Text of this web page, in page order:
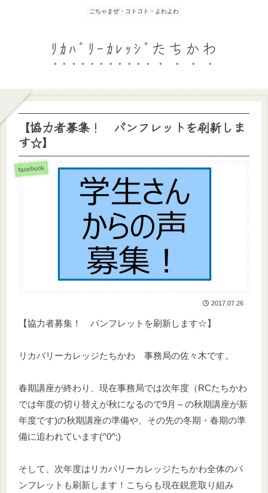
ごちゃまぜ・コトコト・よわよわ
ﾘｶﾊﾞﾘｰｶﾚｯｼﾞたちかわ
【協力者募集！ パンフレットを刷新しま
す☆】
facebook
2017.07.26
【協力者募集！ パンフレットを刷新します☆】
リカバリーカレッジたちかわ 事務局の佐々木です。
春期講座が終わり、現在事務局では次年度（RCたちかわ
では年度の切り替えが秋になるので9月～の秋期講座が新
年度です)の秋期講座の準備や、その先の冬期・春期の準
備に追われています(^0^;)
そして、次年度はリカバリーカレッジたちかわ全体のパ
ンフレットも刷新します！こちらも現在鋭意取り組み